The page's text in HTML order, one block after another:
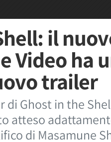
il
Video ha
trailer
Ghost in the
atteso
di Masamune